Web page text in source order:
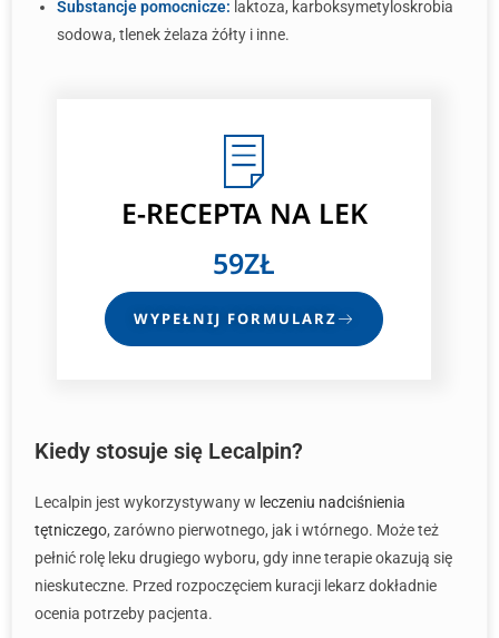
Substancje pomocnicze: laktoza, karboksymetyloskrobia
sodowa, tlenek żelaza żółty i inne.
E-RECEPTANA LEK
59ZŁ
WYPEŁNIJ FORMULARZ
Kiedy stosuje się Lecalpin?
Lecalpin jest wykorzystywany w leczeniu nadciśnienia
tętniczego, zarówno pierwotnego, jak i wtórnego. Może też
pełnić rolę leku drugiego wyboru, gdy inne terapie okazują się
nieskuteczne. Przed rozpoczęciem kuracji lekarz dokładnie
ocenia potrzeby pacjenta.